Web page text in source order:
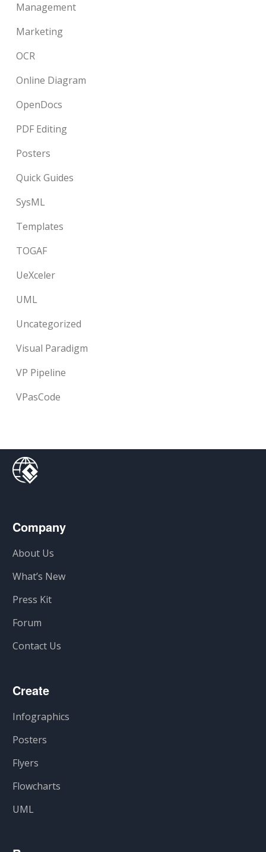
Management
Marketing
OCR
Online Diagram
OpenDocs
PDF Editing
Posters
Quick Guides
SysML
Templates
TOGAF
UeXceler
UML
Uncategorized
Visual Paradigm
VP Pipeline
VPasCode
Company
About Us
What’s New
Press Kit
Forum
Contact Us
Create
Infographics
Posters
Flyers
Flowcharts
UML